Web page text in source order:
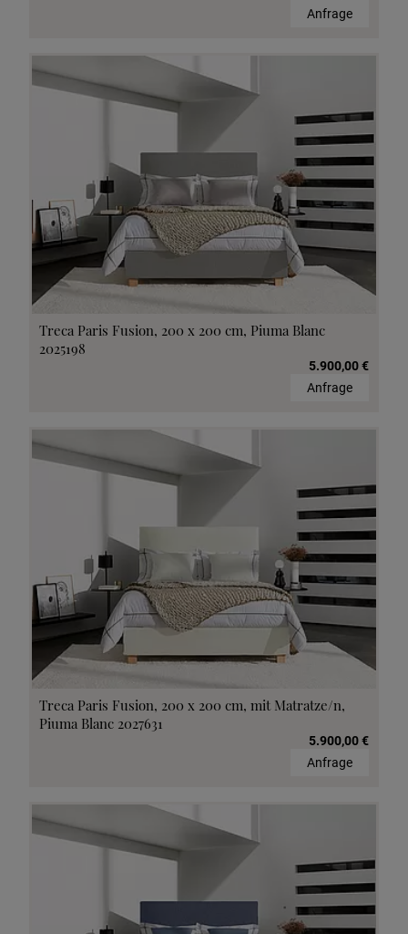
Anfrage
Treca Paris Fusion, 200 x 200 cm, Piuma Blanc
2025198
5.900,00 €
Anfrage
Treca Paris Fusion, 200 x 200 cm, mit Matratze/n,
Piuma Blanc 2027631
5.900,00 €
Anfrage